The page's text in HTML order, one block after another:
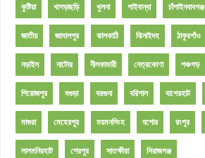
কুষ্টিয়া খাগড়াছড়ি খুলনা গাইবান্ধা চাঁপাইনবাবগঞ্জ
জাতীয় জামালপুর ঝালকাঠি ঝিনাইদহ ঠাকুরগাঁও
নড়াইল নাটোর নীলফামারী নেত্রকোণা পঞ্চগড়
পিরোজপুর বগুড়া বরগুনা বরিশাল বাগেরহাট
মাগুরা মেহেরপুর ময়মনসিংহ যশোর রংপুর
লালমনিরহাট শেরপুর সাতক্ষীরা সিরাজগঞ্জ